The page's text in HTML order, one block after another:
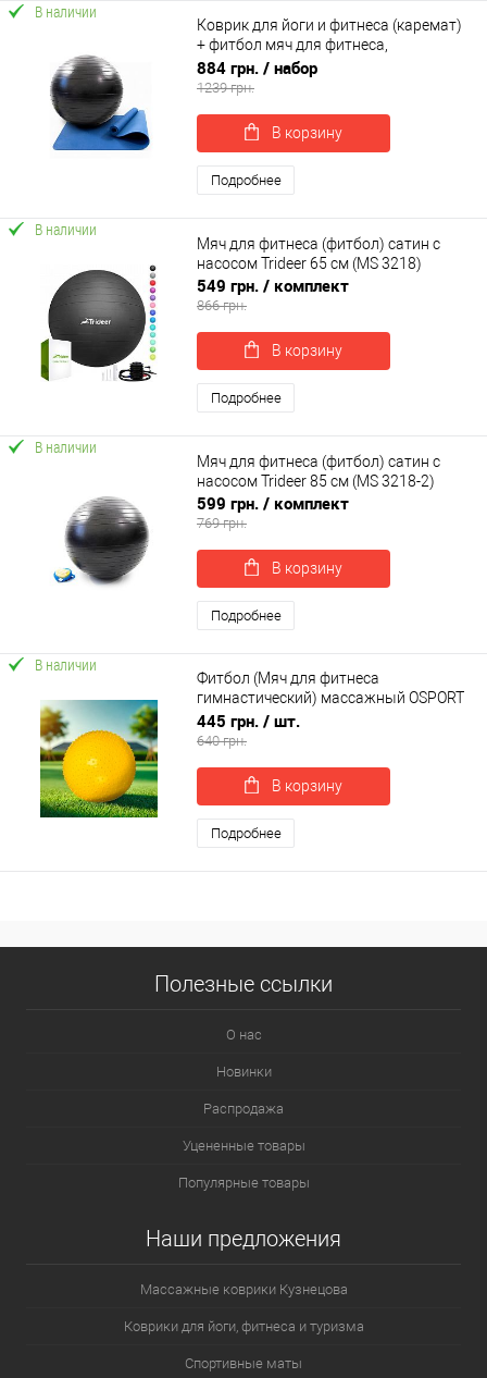
В наличии
Коврик для йоги и фитнеса (каремат)
+ фитбол мяч для фитнеса,
беременных 75 см OSPORT Set 92 (n-
0122)
884 грн. / набор
1239 грн.
В корзину
Подробнее
В наличии
Мяч для фитнеса (фитбол) сатин с
насосом Trideer 65 см (MS 3218)
549 грн. / комплект
866 грн.
В корзину
Подробнее
В наличии
Мяч для фитнеса (фитбол) сатин с
насосом Trideer 85 см (MS 3218-2)
599 грн. / комплект
769 грн.
В корзину
Подробнее
В наличии
Фитбол (Мяч для фитнеса
гимнастический) массажный OSPORT
55 см (MS 1971)
445 грн. / шт.
640 грн.
В корзину
Подробнее
Полезные ссылки
О нас
Новинки
Распродажа
Уцененные товары
Популярные товары
Наши предложения
Массажные коврики Кузнецова
Коврики для йоги, фитнеса и туризма
Спортивные маты